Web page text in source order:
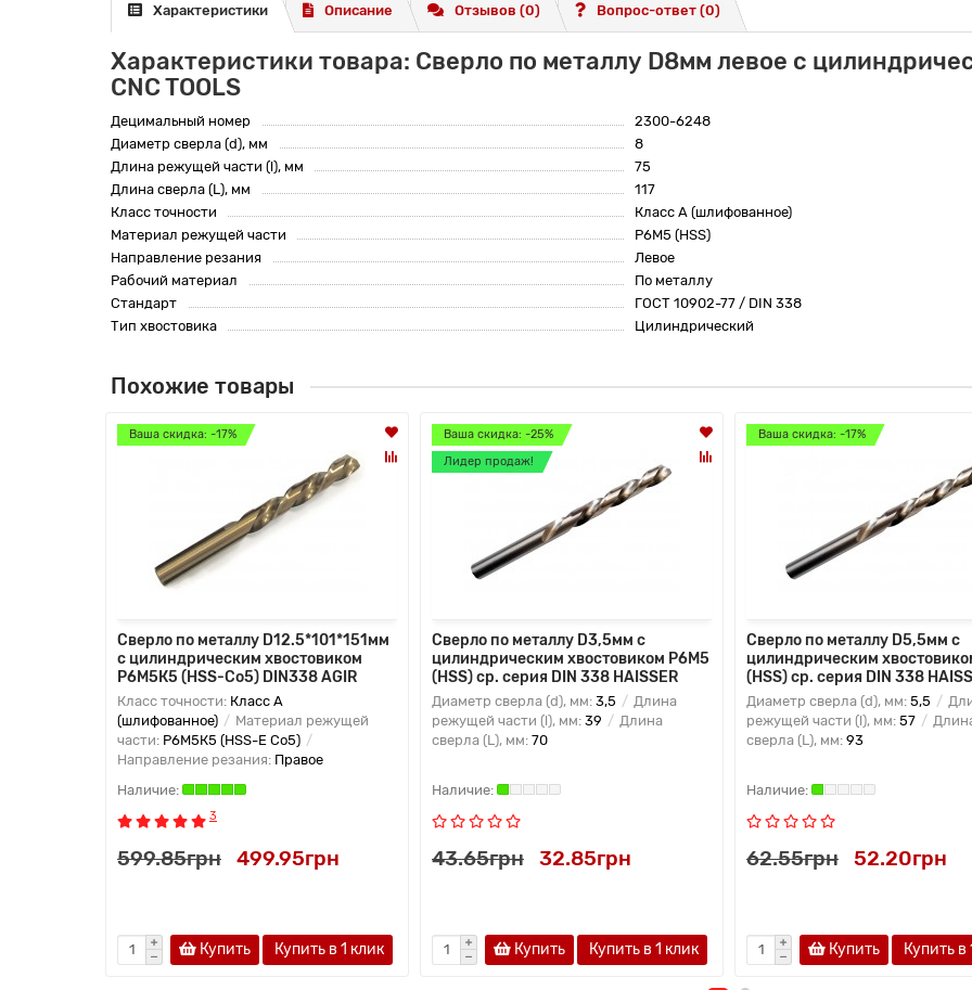
Характеристики Описание Отзывов (0) Вопрос-ответ (0)
Характеристики товара: Сверло по металлу D8мм левое с
CNC TOOLS
Децимальный номер
2300-6248
Диаметр сверла (d), мм
8
Длина режущей части (l), мм
75
Длина сверла (L), мм
117
Класс точности
Класс А (шлифованное)
Материал режущей части
Р6М5 (HSS)
Направление резания
Левое
Рабочий материал
По металлу
Стандарт
ГОСТ 10902-77 / DIN 338
Тип хвостовика
Цилиндрический
Похожие товары
Ваша скидка: -17%
Сверло по металлу D12.5*101*151мм
с цилиндрическим хвостовиком
Р6М5К5 (HSS-Co5) DIN338 AGIR
Класс точности: Класс А
(шлифованное)
Материал режущей
части: Р6М5К5 (HSS-E Co5)
Направление резания: Правое
3
599.85грн 499.95грн
Купить Купить в 1 клик
Ваша скидка: -25%
Лидер продаж!
Сверло по металлу D3,5мм с
цилиндрическим хвостовиком Р6М5
(HSS) ср. серия DIN 338 HAISSER
Диаметр сверла (d), мм: 3,5
Длина
режущей части (l), мм: 39
Длина
сверла (L), мм: 70
43.65грн 32.85грн
Купить Купить в 1 клик
Ваша скидка: -17%
Сверло по металлу D5,5мм с
цилиндрическим
(HSS) ср. серия DIN 338
Диаметр сверла (d), мм: 5,5
режущей части (l), мм: 57
сверла (L), мм: 93
62.55грн 52.20грн
Купить Купить в